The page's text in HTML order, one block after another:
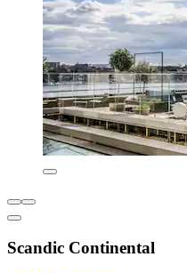
Scandic Continental